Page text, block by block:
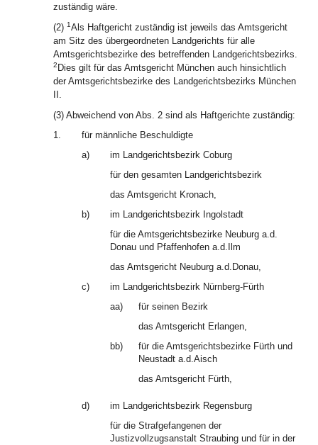
zuständig wäre.
(2) 1Als Haftgericht zuständig ist jeweils das Amtsgericht
am Sitz des übergeordneten Landgerichts für alle
Amtsgerichtsbezirke des betreffenden Landgerichtsbezirks.
2 Dies gilt für das Amtsgericht München auch hinsichtlich
der Amtsgerichtsbezirke des Landgerichtsbezirks München
II.
(3) Abweichend von Abs. 2 sind als Haftgerichte zuständig:
1.
für männliche Beschuldigte
a)
im Landgerichtsbezirk Coburg
für den gesamten Landgerichtsbezirk
das Amtsgericht Kronach,
b)
im Landgerichtsbezirk Ingolstadt
für die Amtsgerichtsbezirke Neuburg a.d.
Donau und Pfaffenhofen a.d.Ilm
das Amtsgericht Neuburg a.d.Donau,
c)
im Landgerichtsbezirk Nürnberg-Fürth
aa)
für seinen Bezirk
das Amtsgericht Erlangen,
bb)
für die Amtsgerichtsbezirke Fürth und
Neustadt a.d.Aisch
das Amtsgericht Fürth,
d)
im Landgerichtsbezirk Regensburg
für die Strafgefangenen der
Justizvollzugsanstalt Straubing und für in der